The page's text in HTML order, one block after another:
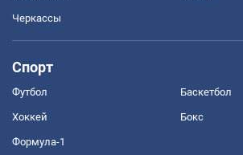
Черкассы
Спорт
Футбол Баскетбол
Хоккей Бокс
Формула-1